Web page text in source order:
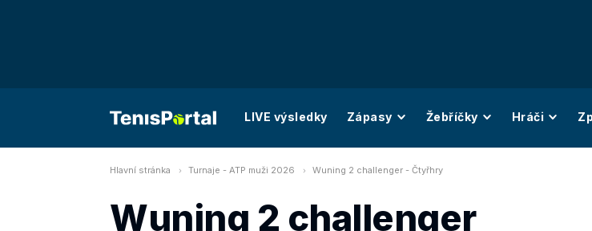
LIVE výsledky Zápasy Žebříčky Hráči
Hlavní stránka Turnaje - ATP muži 2026 Wuning 2 challenger - Čtyřhry
Wuning 2 challenger